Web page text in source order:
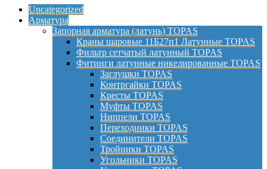
Uncategorized
Арматура
Запорная арматура (латунь) TOPAS
Краны шаровые 11Б27п1 Латунные TOPAS
Фильтр сетчатый латунный TOPAS
Фитинги латунные никелированные TOPAS
Заглушки TOPAS
Контргайки TOPAS
Кресты TOPAS
Муфты TOPAS
Ниппели TOPAS
Переходники TOPAS
Соединители TOPAS
Тройники TOPAS
Угольники TOPAS